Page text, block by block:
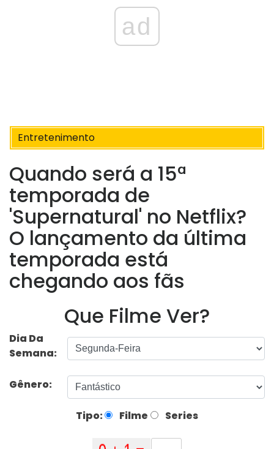
ad
Entretenimento
Quando será a 15ª
temporada de
'Supernatural' no Netflix?
O lançamento da última
temporada está
chegando aos fãs
Que Filme Ver?
Dia Da
Semana:
Gênero:
Tipo: Filme Series